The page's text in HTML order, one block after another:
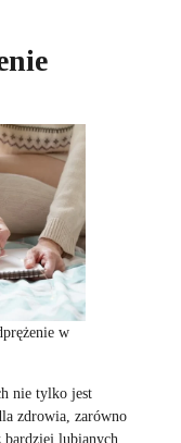
w
nie tylko jest
zdrowia, zarówno
bardziej lubianych